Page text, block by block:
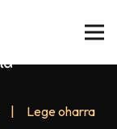
Lege oharra